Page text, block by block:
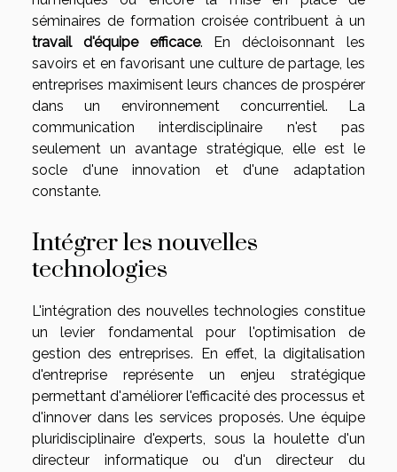
séminaires de formation croisée contribuent à un
travail d'équipe efficace. En décloisonnant les
savoirs et en favorisant une culture de partage, les
entreprises maximisent leurs chances de prospérer
dans un environnement concurrentiel. La
communication interdisciplinaire n'est pas
seulement un avantage stratégique, elle est le
socle d'une innovation et d'une adaptation
constante.
Intégrer les nouvelles
technologies
L'intégration des nouvelles technologies constitue
un levier fondamental pour l'optimisation de
gestion des entreprises. En effet, la digitalisation
d'entreprise représente un enjeu stratégique
permettant d'améliorer l'efficacité des processus et
d'innover dans les services proposés. Une équipe
pluridisciplinaire d'experts, sous la houlette d'un
directeur informatique ou d'un directeur du